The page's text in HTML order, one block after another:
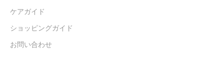
ケアガイド
ショッピングガイド
お問い合わせ